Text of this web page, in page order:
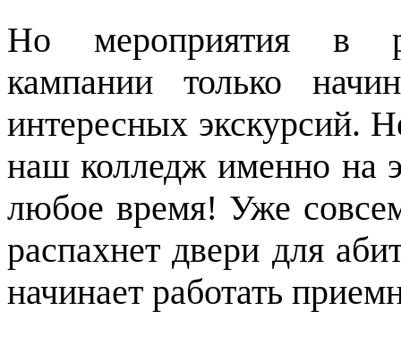
Но мероприятия в
кампании только
интересных экскурсий.
наш колледж именно на
любое время! Уже
распахнет двери для
начинает работать